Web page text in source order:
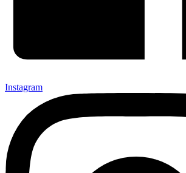
Instagram